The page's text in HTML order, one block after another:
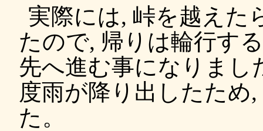
実際には, 峠を越えた
たので, 帰りは輪行す
先へ進む事になりまし
度雨が降り出したため
た。